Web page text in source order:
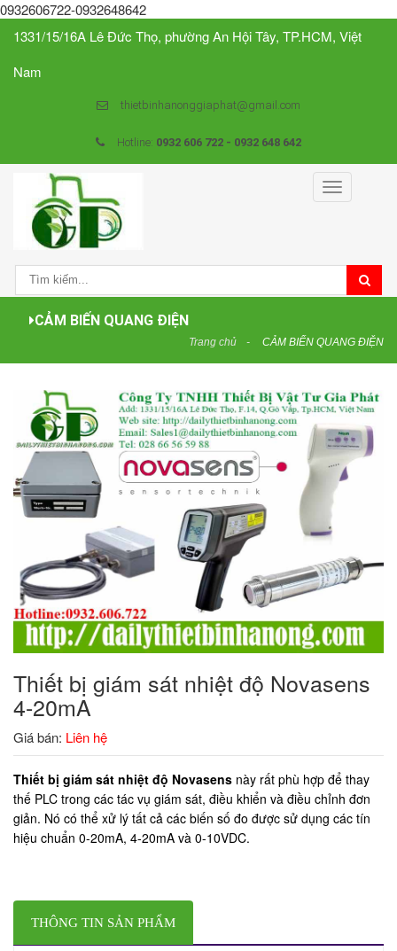
0932606722-0932648642
1331/15/16A Lê Đức Thọ, phường An Hội Tây, TP.HCM, Việt
Nam
thietbinhanonggiaphat@gmail.com
Hotline: 0932 606 722 - 0932 648 642
Toggle
navigation
CẢM BIẾN QUANG ĐIỆN
Trang chủ CẢM BIẾN QUANG ĐIỆN
Thiết bị giám sát nhiệt độ Novasens
4-20mA
Giá bán: Liên hệ
Thiết bị giám sát nhiệt độ Novasens này rất phù hợp để thay
thế PLC trong các tác vụ giám sát, điều khiển và điều chỉnh đơn
giản. Nó có thể xử lý tất cả các biến số đo được sử dụng các tín
hiệu chuẩn 0-20mA, 4-20mA và 0-10VDC.
THÔNG TIN SẢN PHẨM